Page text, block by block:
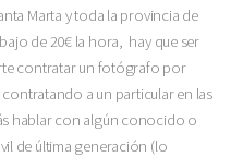
Marta y toda la provincia de
de 20€ la hora, hay que ser
contratar un fotógrafo por
a un particular en las
hablar con algún conocido o
de última generación (lo